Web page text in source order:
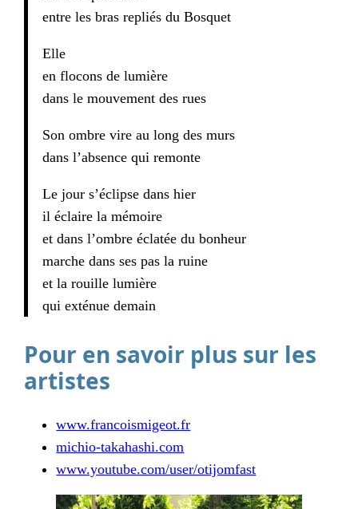
entre les bras repliés du Bosquet
Elle
en flocons de lumière
dans le mouvement des rues
Son ombre vire au long des murs
dans l’absence qui remonte
Le jour s’éclipse dans hier
il éclaire la mémoire
et dans l’ombre éclatée du bonheur
marche dans ses pas la ruine
et la rouille lumière
qui exténue demain
Pour en savoir plus sur les
artistes
www.francoismigeot.fr
michio-takahashi.com
www.youtube.com/user/otijomfast